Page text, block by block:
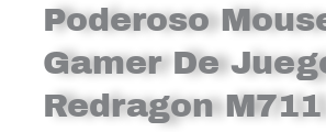
Poderoso
Gamer De
Redragon